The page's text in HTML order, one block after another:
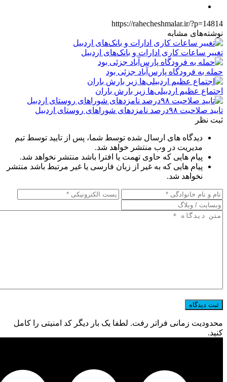
https://rahecheshmalar.ir/?p=14814
نوشته‌های مشابه
تغییر ساعات کاری ادارات و بانک‌های اردبیل
حمله به فرودگاه پارس‌‌آباد جزئی بود
اجتماع عظیم اردبیلی‌ها زیر بارش باران
تایید صلاحیت ۹۸درصد نامزدهای شوراهای روستای اردبیل
ثبت نظر
دیدگاه های ارسال شده توسط شما، پس از تایید توسط تیم
مدیریت در وب منتشر خواهد شد.
پیام هایی که حاوی تهمت یا افترا باشد منتشر نخواهد شد.
پیام هایی که به غیر از زبان فارسی یا غیر مرتبط باشد منتشر
نخواهد شد.
محدودیت زمانی فراتر رفت. لطفا یک بار دیگر کد امنیتی را کامل
کنید.